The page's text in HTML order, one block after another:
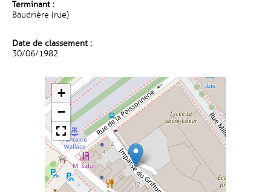
Terminant :
Baudrière (rue)
Date de classement :
30/06/1982
+
−